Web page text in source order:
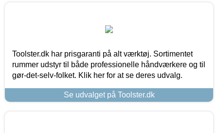
Toolster.dk har prisgaranti på alt værktøj. Sortimentet
rummer udstyr til både professionelle håndværkere og til
gør-det-selv-folket. Klik her for at se deres udvalg.
Se udvalget på Toolster.dk